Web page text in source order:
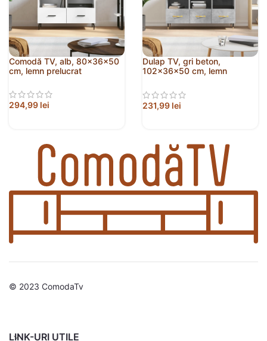
Comodă TV, alb, 80x36x50
cm, lemn prelucrat
294,99 lei
Dulap TV, gri beton,
102x36x50 cm, lemn
231,99 lei
© 2023 ComodaTv
LINK-URI UTILE